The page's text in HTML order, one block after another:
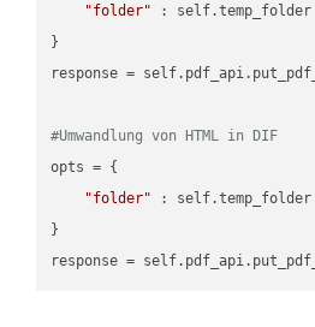
"folder" : self.temp_folder
}
response =
#Umwandlung von HTML in DIF
opts = {
"folder" : self.temp_folder
}